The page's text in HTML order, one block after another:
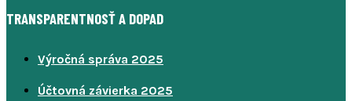
TRANSPARENTNOSŤ A DOPAD
Výročná správa 2025
Účtovná závierka 2025